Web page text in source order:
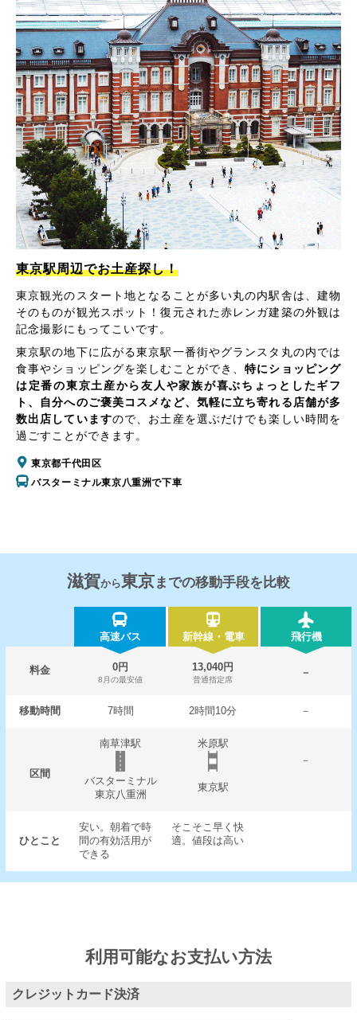
東京駅周辺でお土産探し！
東京観光のスタート地となることが多い丸の内駅舎は、建物
そのものが観光スポット！復元された赤レンガ建築の外観は
記念撮影にもってこいです。
東京駅の地下に広がる東京駅一番街やグランスタ丸の内では
食事やショッピングを楽しむことができ、特にショッピング
は定番の東京土産から友人や家族が喜ぶちょっとしたギフ
ト、自分へのご褒美コスメなど、気軽に立ち寄れる店舗が多
数出店していますので、お土産を選ぶだけでも楽しい時間を
過ごすことができます。
東京都千代田区
バスターミナル東京八重洲で下車
滋賀から東京までの移動手段を比較
高速バス 新幹線・電車 飛行機
料金 0円
8月の最安値
13,040円
普通指定席
－
移動時間 7時間 2時間10分 －
区間
南草津駅
米原駅
－
バスターミナル
東京八重洲
東京駅
ひとこと
安い。朝着で時
間の有効活用が
できる
そこそこ早く快
適。値段は高い
利用可能なお支払い方法
クレジットカード決済